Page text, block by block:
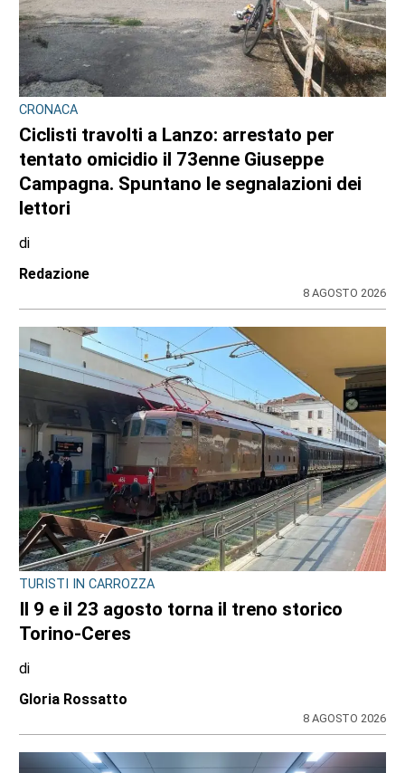
CRONACA
Ciclisti travolti a Lanzo: arrestato per
tentato omicidio il 73enne Giuseppe
Campagna. Spuntano le segnalazioni dei
lettori
di
Redazione
8 AGOSTO 2026
TURISTI IN CARROZZA
Il 9 e il 23 agosto torna il treno storico
Torino-Ceres
di
Gloria Rossatto
8 AGOSTO 2026